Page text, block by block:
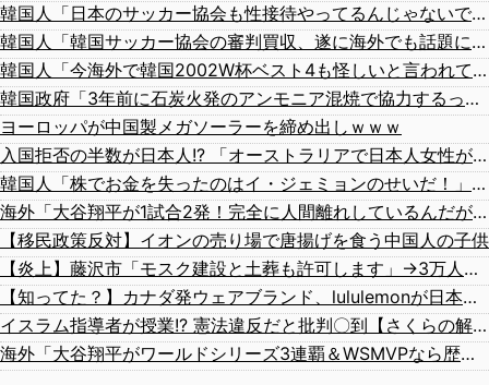
韓国人「日本のサッカー協会も性接待やってるんじゃないですか？」
韓国人「韓国サッカー協会の審判買収、遂に海外でも話題に…」→「2002年の栄光まで疑われる…（ﾌﾞﾙﾌﾞﾙ」＝韓国の反応
韓国人「今海外で韓国2002W杯ベスト4も怪しいと言われてるよ！性接待がバレちゃったからね」
韓国政府「3年前に石炭火発のアンモニア混焼で協力するっていったけどあれ取りやめな。政権変わったし」……韓国とまともな協力ができない理由、これなんですよね
ヨーロッパが中国製メガソーラーを締め出しｗｗｗ
入国拒否の半数が日本人!? 「オーストラリアで日本人女性が売春」
韓国人「株でお金を失ったのはイ・ジェミョンのせいだ！」として支持率が右肩下がりに……まあ、本当にその側面があるので救えないんですが
海外「大谷翔平が1試合2発！完全に人間離れしているんだが…」
【移民政策反対】イオンの売り場で唐揚げを食う中国人の子供
【炎上】藤沢市「モスク建設と土葬も許可します」→3万人の反対署名も却下
【知ってた？】カナダ発ウェアブランド、lululemonが日本でオープン→店名は日本差別からできた？
イスラム指導者が授業!? 憲法違反だと批判〇到【さくらの解説】
海外「大谷翔平がワールドシリーズ3連覇＆WSMVPなら歴代何位？海外ファンの答えがこちら」